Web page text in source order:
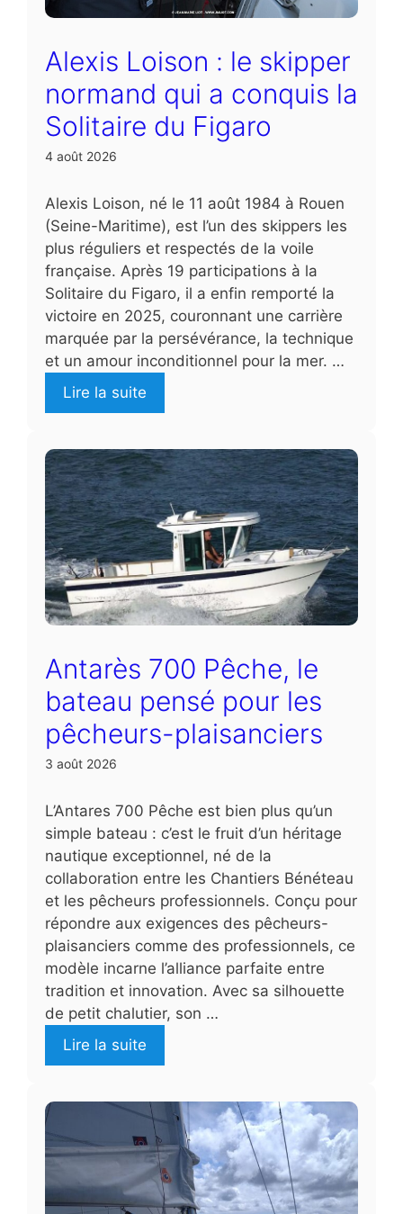
Alexis Loison : le skipper
normand qui a conquis la
Solitaire du Figaro
4 août 2026
Alexis Loison, né le 11 août 1984 à Rouen
(Seine-Maritime), est l’un des skippers les
plus réguliers et respectés de la voile
française. Après 19 participations à la
Solitaire du Figaro, il a enfin remporté la
victoire en 2025, couronnant une carrière
marquée par la persévérance, la technique
et un amour inconditionnel pour la mer. …
Lire la suite
Antarès 700 Pêche, le
bateau pensé pour les
pêcheurs-plaisanciers
3 août 2026
L’Antares 700 Pêche est bien plus qu’un
simple bateau : c’est le fruit d’un héritage
nautique exceptionnel, né de la
collaboration entre les Chantiers Bénéteau
et les pêcheurs professionnels. Conçu pour
répondre aux exigences des pêcheurs-
plaisanciers comme des professionnels, ce
modèle incarne l’alliance parfaite entre
tradition et innovation. Avec sa silhouette
de petit chalutier, son …
Lire la suite